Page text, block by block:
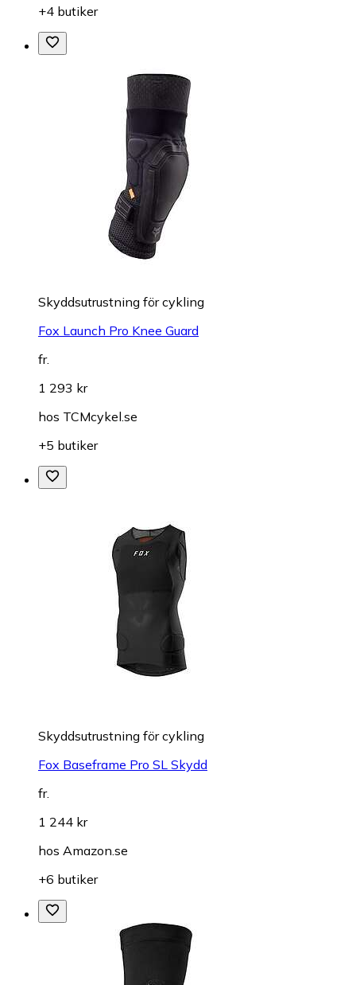
+4 butiker
Skyddsutrustning för cykling
Fox Launch Pro Knee Guard
fr.
1 293 kr
hos TCMcykel.se
+5 butiker
Skyddsutrustning för cykling
Fox Baseframe Pro SL Skydd
fr.
1 244 kr
hos Amazon.se
+6 butiker